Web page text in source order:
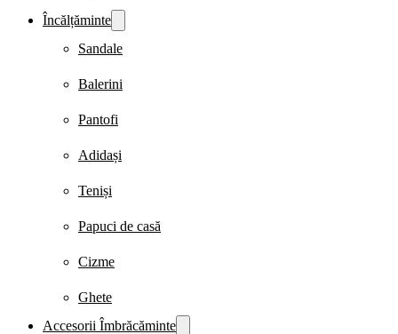
Încălțăminte
Sandale
Balerini
Pantofi
Adidași
Teniși
Papuci de casă
Cizme
Ghete
Accesorii Îmbrăcăminte